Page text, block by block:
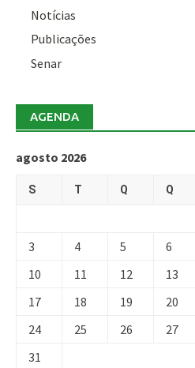
Notícias
Publicações
Senar
AGENDA
agosto 2026
S T Q Q
3
4 5 6
10
11 12 13
17
18 19 20
24
25 26 27
31